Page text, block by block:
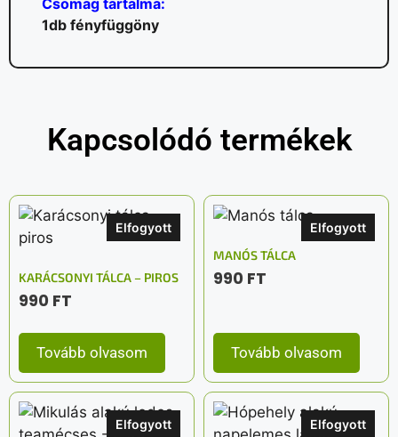
Csomag tartalma:
1db fényfüggöny
Kapcsolódó termékek
Elfogyott
KARÁCSONYI TÁLCA – PIROS
990 FT
Tovább olvasom
Elfogyott
MANÓS TÁLCA
990 FT
Tovább olvasom
Elfogyott Elfogyott